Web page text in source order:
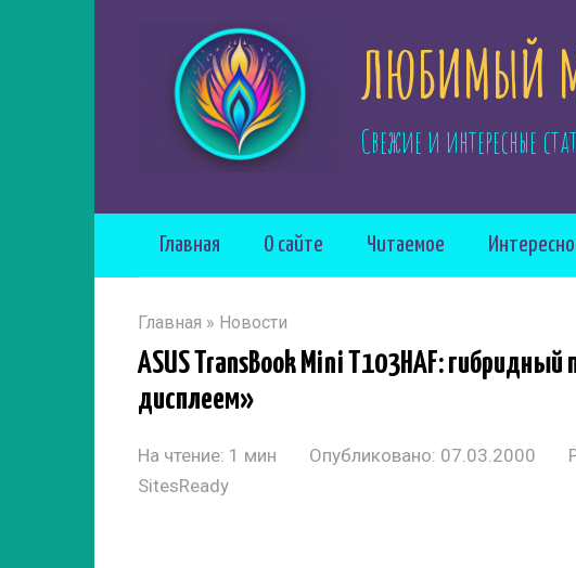
ЛЮБИМЫЙ
Свежие и интересные
Главная О сайте Читаемое
Главная » Новости
ASUS TransBook Mini T103HAF:
дисплеем»
На чтение: 1 мин Опубликовано: 07.03.2000
SitesReady